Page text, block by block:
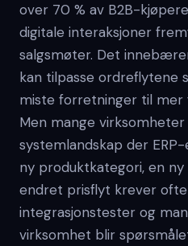
over 70 % av B2B-
digitale interaksjoner
salgsmøter. Det
kan tilpasse ordreflytene
miste forretninger til mer
Men mange
systemlandskap der
ny produktkategori, en
endret prisflyt krever
integrasjonstester og
virksomhet blir